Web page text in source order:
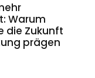
Warum
die Zukunft
prägen